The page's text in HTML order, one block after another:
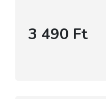
3 490 Ft